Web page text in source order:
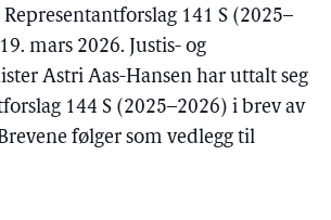
141 S (2025–
mars 2026. Justis- og
Astri Aas-Hansen har uttalt seg
144 S (2025–2026) i brev av
følger som vedlegg til